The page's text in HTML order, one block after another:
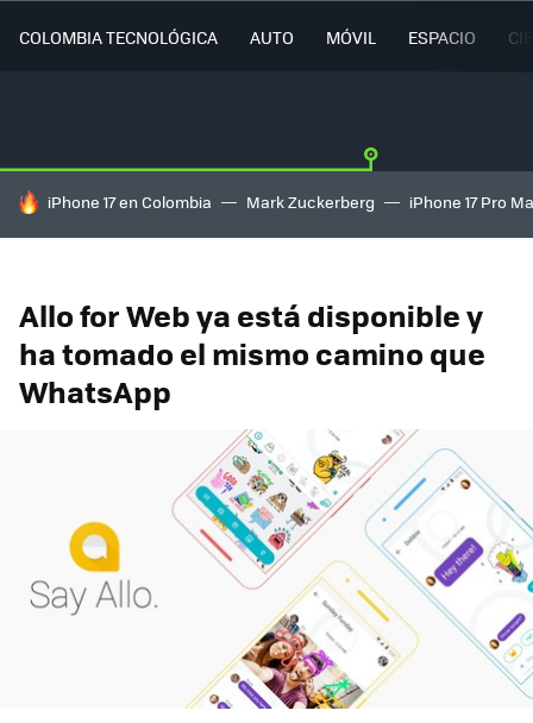
COLOMBIA TECNOLÓGICA AUTO MÓVIL ESPACIO
HOY SE HABLA DE
iPhone 17 en Colombia Mark Zuckerberg iPhone 17 Pro
Allo for Web ya está disponible y
ha tomado el mismo camino que
WhatsApp